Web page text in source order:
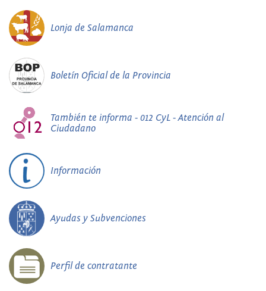
Lonja de Salamanca
Boletín Oficial de la Provincia
También te informa - 012 CyL - Atención al
Ciudadano
Información
Ayudas y Subvenciones
Perfil de contratante